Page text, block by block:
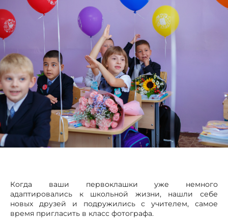
Когда ваши первоклашки уже немного
адаптировались к школьной жизни, нашли себе
новых друзей и подружились с учителем, самое
время пригласить в класс фотографа.